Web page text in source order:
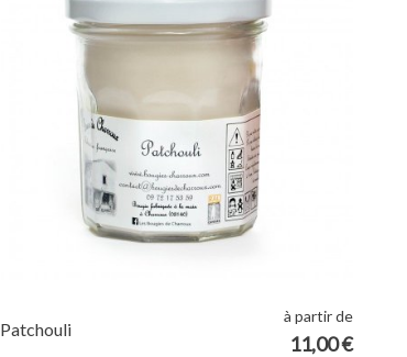
Patchouli
à partir de
11,00 €